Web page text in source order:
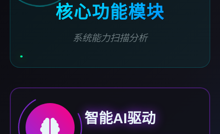
核心功能模块
系统能力扫描分析
智能AI驱动